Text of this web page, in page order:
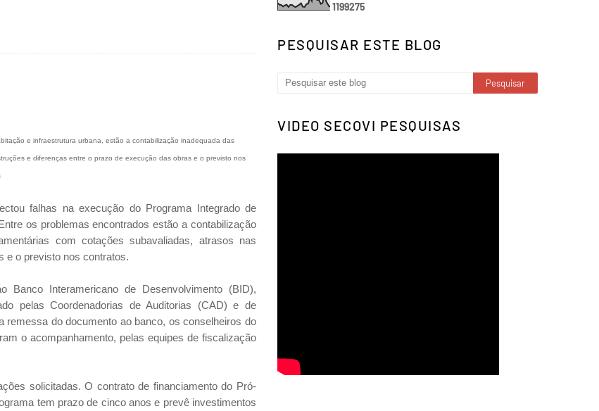
e infraestrutura urbana, estão a contabilização inadequada das
e diferenças entre o prazo de execução das obras e o previsto nos
falhas na execução do Programa Integrado de
os problemas encontrados estão a contabilização
com cotações subavaliadas, atrasos nas
e o previsto nos contratos.
Banco Interamericano de Desenvolvimento (BID),
pelas Coordenadorias de Auditorias (CAD) e de
remessa do documento ao banco, os conselheiros do
o acompanhamento, pelas equipes de fiscalização
solicitadas. O contrato de financiamento do Pró-
tem prazo de cinco anos e prevê investimentos
1199275
PESQUISAR ESTE BLOG
VIDEO SECOVI PESQUISAS